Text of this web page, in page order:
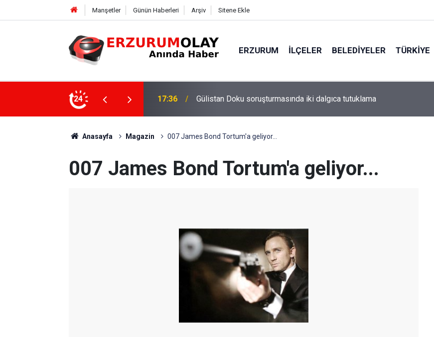
Manşetler Günün Haberleri Arşiv Sitene Ekle
ERZURUM İLÇELER BELEDIYELER TÜRKIYE
24 17:36 Gülistan Doku soruşturmasında iki dalgıca tutuklama
Anasayfa Magazin 007 James Bond Tortum'a geliyor...
007 James Bond Tortum'a geliyor...